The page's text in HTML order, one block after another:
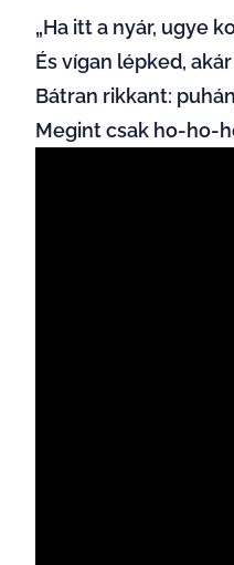
„Ha itt a nyár, ugye
És vígan lépked,
Bátran rikkant:
Megint csak ho-ho-